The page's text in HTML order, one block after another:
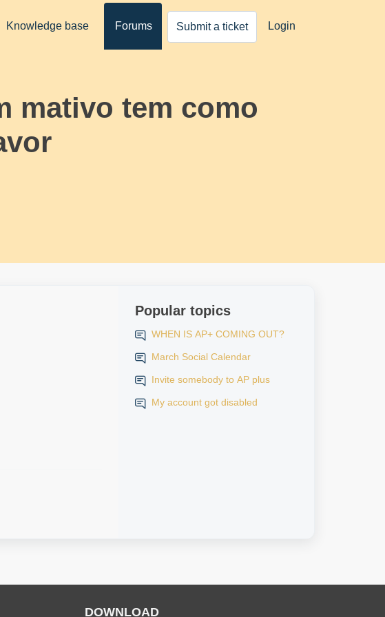
Knowledge base Forums Submit a ticket Login
mativo tem como
Popular topics
WHEN IS AP+ COMING OUT?
March Social Calendar
Invite somebody to AP plus
My account got disabled
DOWNLOAD